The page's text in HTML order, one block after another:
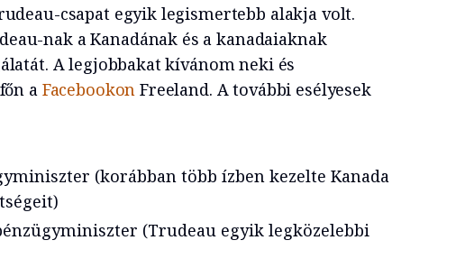
csapat egyik legismertebb alakja volt.
nak a Kanadának és a kanadaiaknak
A legjobbakat kívánom neki és
a Facebookon Freeland. A további esélyesek
(korábban több ízben kezelte Kanada
(Trudeau egyik legközelebbi